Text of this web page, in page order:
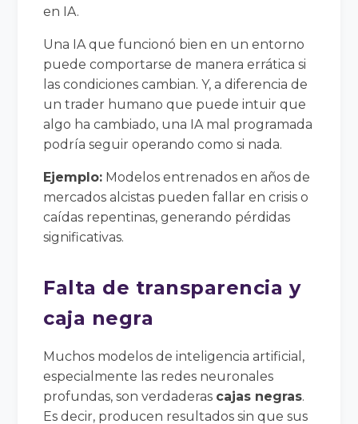
en IA.
Una IA que funcionó bien en un entorno
puede comportarse de manera errática si
las condiciones cambian. Y, a diferencia de
un trader humano que puede intuir que
algo ha cambiado, una IA mal programada
podría seguir operando como si nada.
Ejemplo: Modelos entrenados en años de
mercados alcistas pueden fallar en crisis o
caídas repentinas, generando pérdidas
significativas.
Falta de transparencia y
caja negra
Muchos modelos de inteligencia artificial,
especialmente las redes neuronales
profundas, son verdaderas cajas negras.
Es decir, producen resultados sin que sus